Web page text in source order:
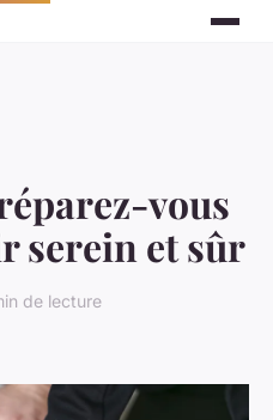
vous
serein et sûr
de lecture